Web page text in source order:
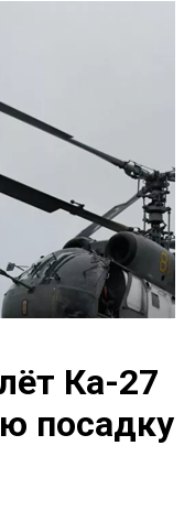
Ка-27
посадку